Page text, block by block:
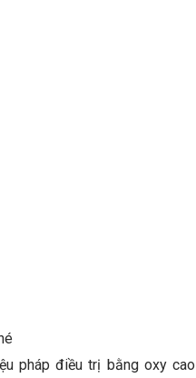
pháp điều trị bằng oxy